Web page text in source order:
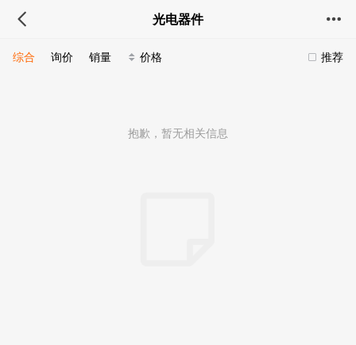
光电器件
推荐
综合 询价 销量 价格
抱歉，暂无相关信息